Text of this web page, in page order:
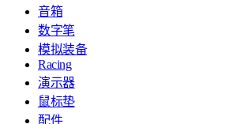
音箱
数字笔
模拟装备
Racing
演示器
鼠标垫
配件